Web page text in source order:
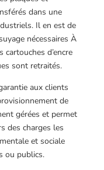
dans une
Il en est de
nécessaires À
d’encre
sont retraités.
aux clients
de
gérées et permet
des charges les
et sociale
ou publics.